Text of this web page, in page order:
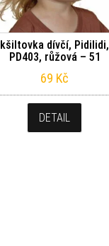
kšiltovka dívčí, Pidilidi,
PD403, růžová – 51
69 Kč
DETAIL